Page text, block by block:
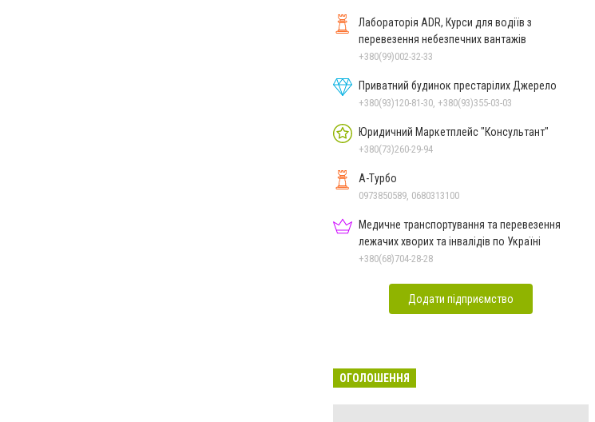
Лабораторія ADR, Курси для водіїв з
перевезення небезпечних вантажів
+380(99)002-32-33
Приватний будинок престарілих Джерело
+380(93)120-81-30, +380(93)355-03-03
Юридичний Маркетплейс "Консультант"
+380(73)260-29-94
А-Турбо
0973850589, 0680313100
Медичне транспортування та перевезення
лежачих хворих та інвалідів по Україні
+380(68)704-28-28
Додати підприємство
ОГОЛОШЕННЯ